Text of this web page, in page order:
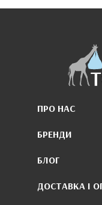
ПРО НАС
БРЕНДИ
БЛОГ
ДОСТАВКА І